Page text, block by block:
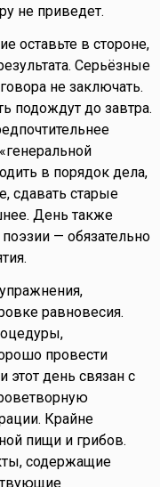
не приведет.
оставьте в стороне,
Серьёзные
не заключать.
подождут до завтра.
в порядок дела,
сдавать старые
День также
— обязательно
равновесия.
провести
этот день связан с
Крайне
пищи и грибов.
содержащие